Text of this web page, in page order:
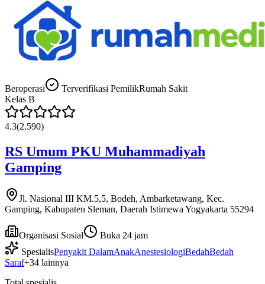
Beroperasi Terverifikasi PemilikRumah Sakit
Kelas B
4.3(2.590)
RS Umum PKU Muhammadiyah
Gamping
Jl. Nasional III KM.5,5, Bodeh, Ambarketawang, Kec.
Gamping, Kabupaten Sleman, Daerah Istimewa Yogyakarta 55294
Organisasi Sosial
Buka 24 jam
SpesialisPenyakit DalamAnakAnestesiologiBedahBedah
Saraf+34 lainnya